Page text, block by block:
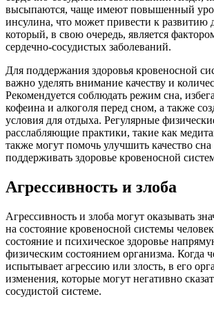
высыпаются, чаще имеют повышенный
инсулина, что может привести к развитию
который, в свою очередь, является
сердечно-сосудистых заболеваний.
Для поддержания здоровья кровеносной
важно уделять внимание качеству и
Рекомендуется соблюдать режим сна,
кофеина и алкоголя перед сном, а также
условия для отдыха. Регулярные
расслабляющие практики, такие как
также могут помочь улучшить качество сна
поддерживать здоровье кровеносной
Агрессивность и злоба
Агрессивность и злоба могут оказывать
на состояние кровеносной системы
состояние и психическое здоровье
физическим состоянием организма. Когда
испытывает агрессию или злость, в его
изменения, которые могут негативно
сосудистой системе.